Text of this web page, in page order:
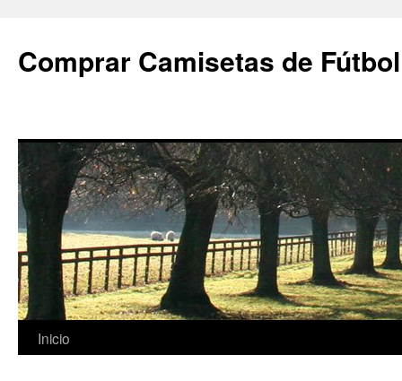
Comprar Camisetas de
Saltar
Inicio